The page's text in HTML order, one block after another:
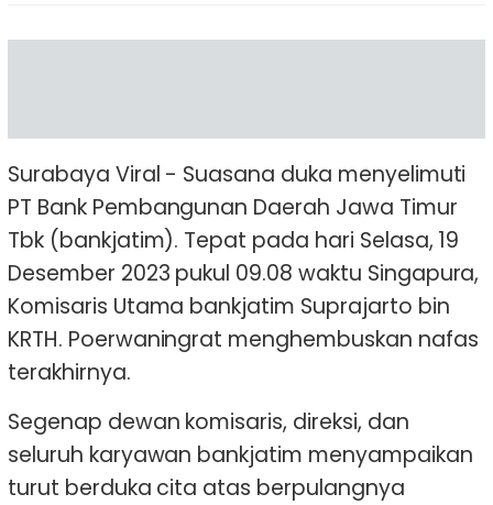
Surabaya Viral - Suasana duka menyelimuti
PT Bank Pembangunan Daerah Jawa Timur
Tbk (bankjatim). Tepat pada hari Selasa, 19
Desember 2023 pukul 09.08 waktu Singapura,
Komisaris Utama bankjatim Suprajarto bin
KRTH. Poerwaningrat menghembuskan nafas
terakhirnya.
Segenap dewan komisaris, direksi, dan
seluruh karyawan bankjatim menyampaikan
turut berduka cita atas berpulangnya